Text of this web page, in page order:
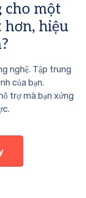
cho một
hơn, hiệu
nghệ. Tập trung
của bạn.
trợ mà bạn xứng